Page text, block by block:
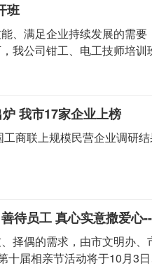
班
、满足企业持续发展的需
我公司钳工、电工技师培训
我市17家企业上榜
商联上规模民营企业调研
待员工 真心实意撒爱心
择偶的需求，由市文明办
十届相亲节活动将于10月3